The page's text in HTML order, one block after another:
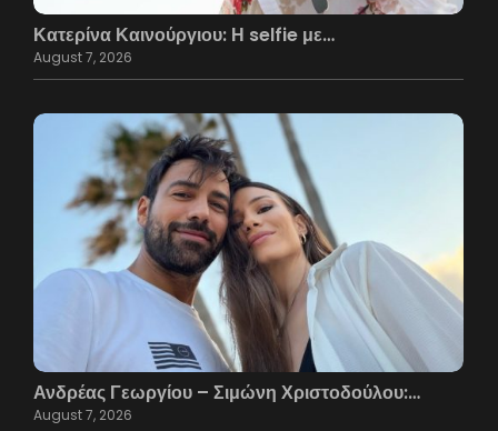
Κατερίνα Καινούργιου: Η selfie με…
August 7, 2026
Ανδρέας Γεωργίου – Σιμώνη Χριστοδούλου:…
August 7, 2026